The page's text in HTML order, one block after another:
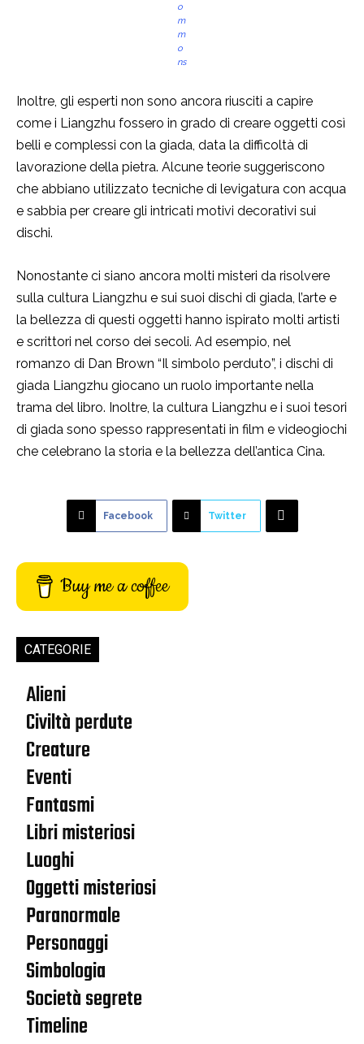
o
m
m
o
ns
Inoltre, gli esperti non sono ancora riusciti a capire
come i Liangzhu fossero in grado di creare oggetti così
belli e complessi con la giada, data la difficoltà di
lavorazione della pietra. Alcune teorie suggeriscono
che abbiano utilizzato tecniche di levigatura con acqua
e sabbia per creare gli intricati motivi decorativi sui
dischi.
Nonostante ci siano ancora molti misteri da risolvere
sulla cultura Liangzhu e sui suoi dischi di giada, l’arte e
la bellezza di questi oggetti hanno ispirato molti artisti
e scrittori nel corso dei secoli. Ad esempio, nel
romanzo di Dan Brown “Il simbolo perduto”, i dischi di
giada Liangzhu giocano un ruolo importante nella
trama del libro. Inoltre, la cultura Liangzhu e i suoi tesori
di giada sono spesso rappresentati in film e videogiochi
che celebrano la storia e la bellezza dell’antica Cina.
Facebook Twitter
Buy me a coffee
CATEGORIE
Alieni
Civiltà perdute
Creature
Eventi
Fantasmi
Libri misteriosi
Luoghi
Oggetti misteriosi
Paranormale
Personaggi
Simbologia
Società segrete
Timeline